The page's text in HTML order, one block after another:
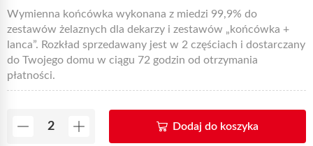
Wymienna końcówka wykonana z miedzi 99,9% do
zestawów żelaznych dla dekarzy i zestawów „końcówka +
lanca”. Rozkład sprzedawany jest w 2 częściach i dostarczany
do Twojego domu w ciągu 72 godzin od otrzymania
płatności.
Dodaj do koszyka